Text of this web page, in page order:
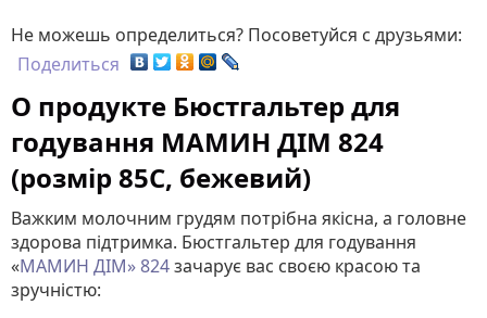
Не можешь определиться? Посоветуйся с друзьями:
Поделиться
О продукте Бюстгальтер для
годування МАМИН ДІМ 824
(розмір 85C, бежевий)
Важким молочним грудям потрібна якісна, а головне
здорова підтримка. Бюстгальтер для годування
«МАМИН ДІМ» 824зачарує вас своєю красою та
зручністю: